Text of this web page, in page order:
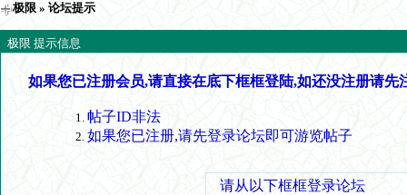
极限 » 论坛提示
极限 提示信息
如果您已注册会员,请直接在底下框框登陆,如还没注册请先
帖子ID非法
如果您已注册,请先登录论坛即可游览帖子
请从以下框框登录论坛